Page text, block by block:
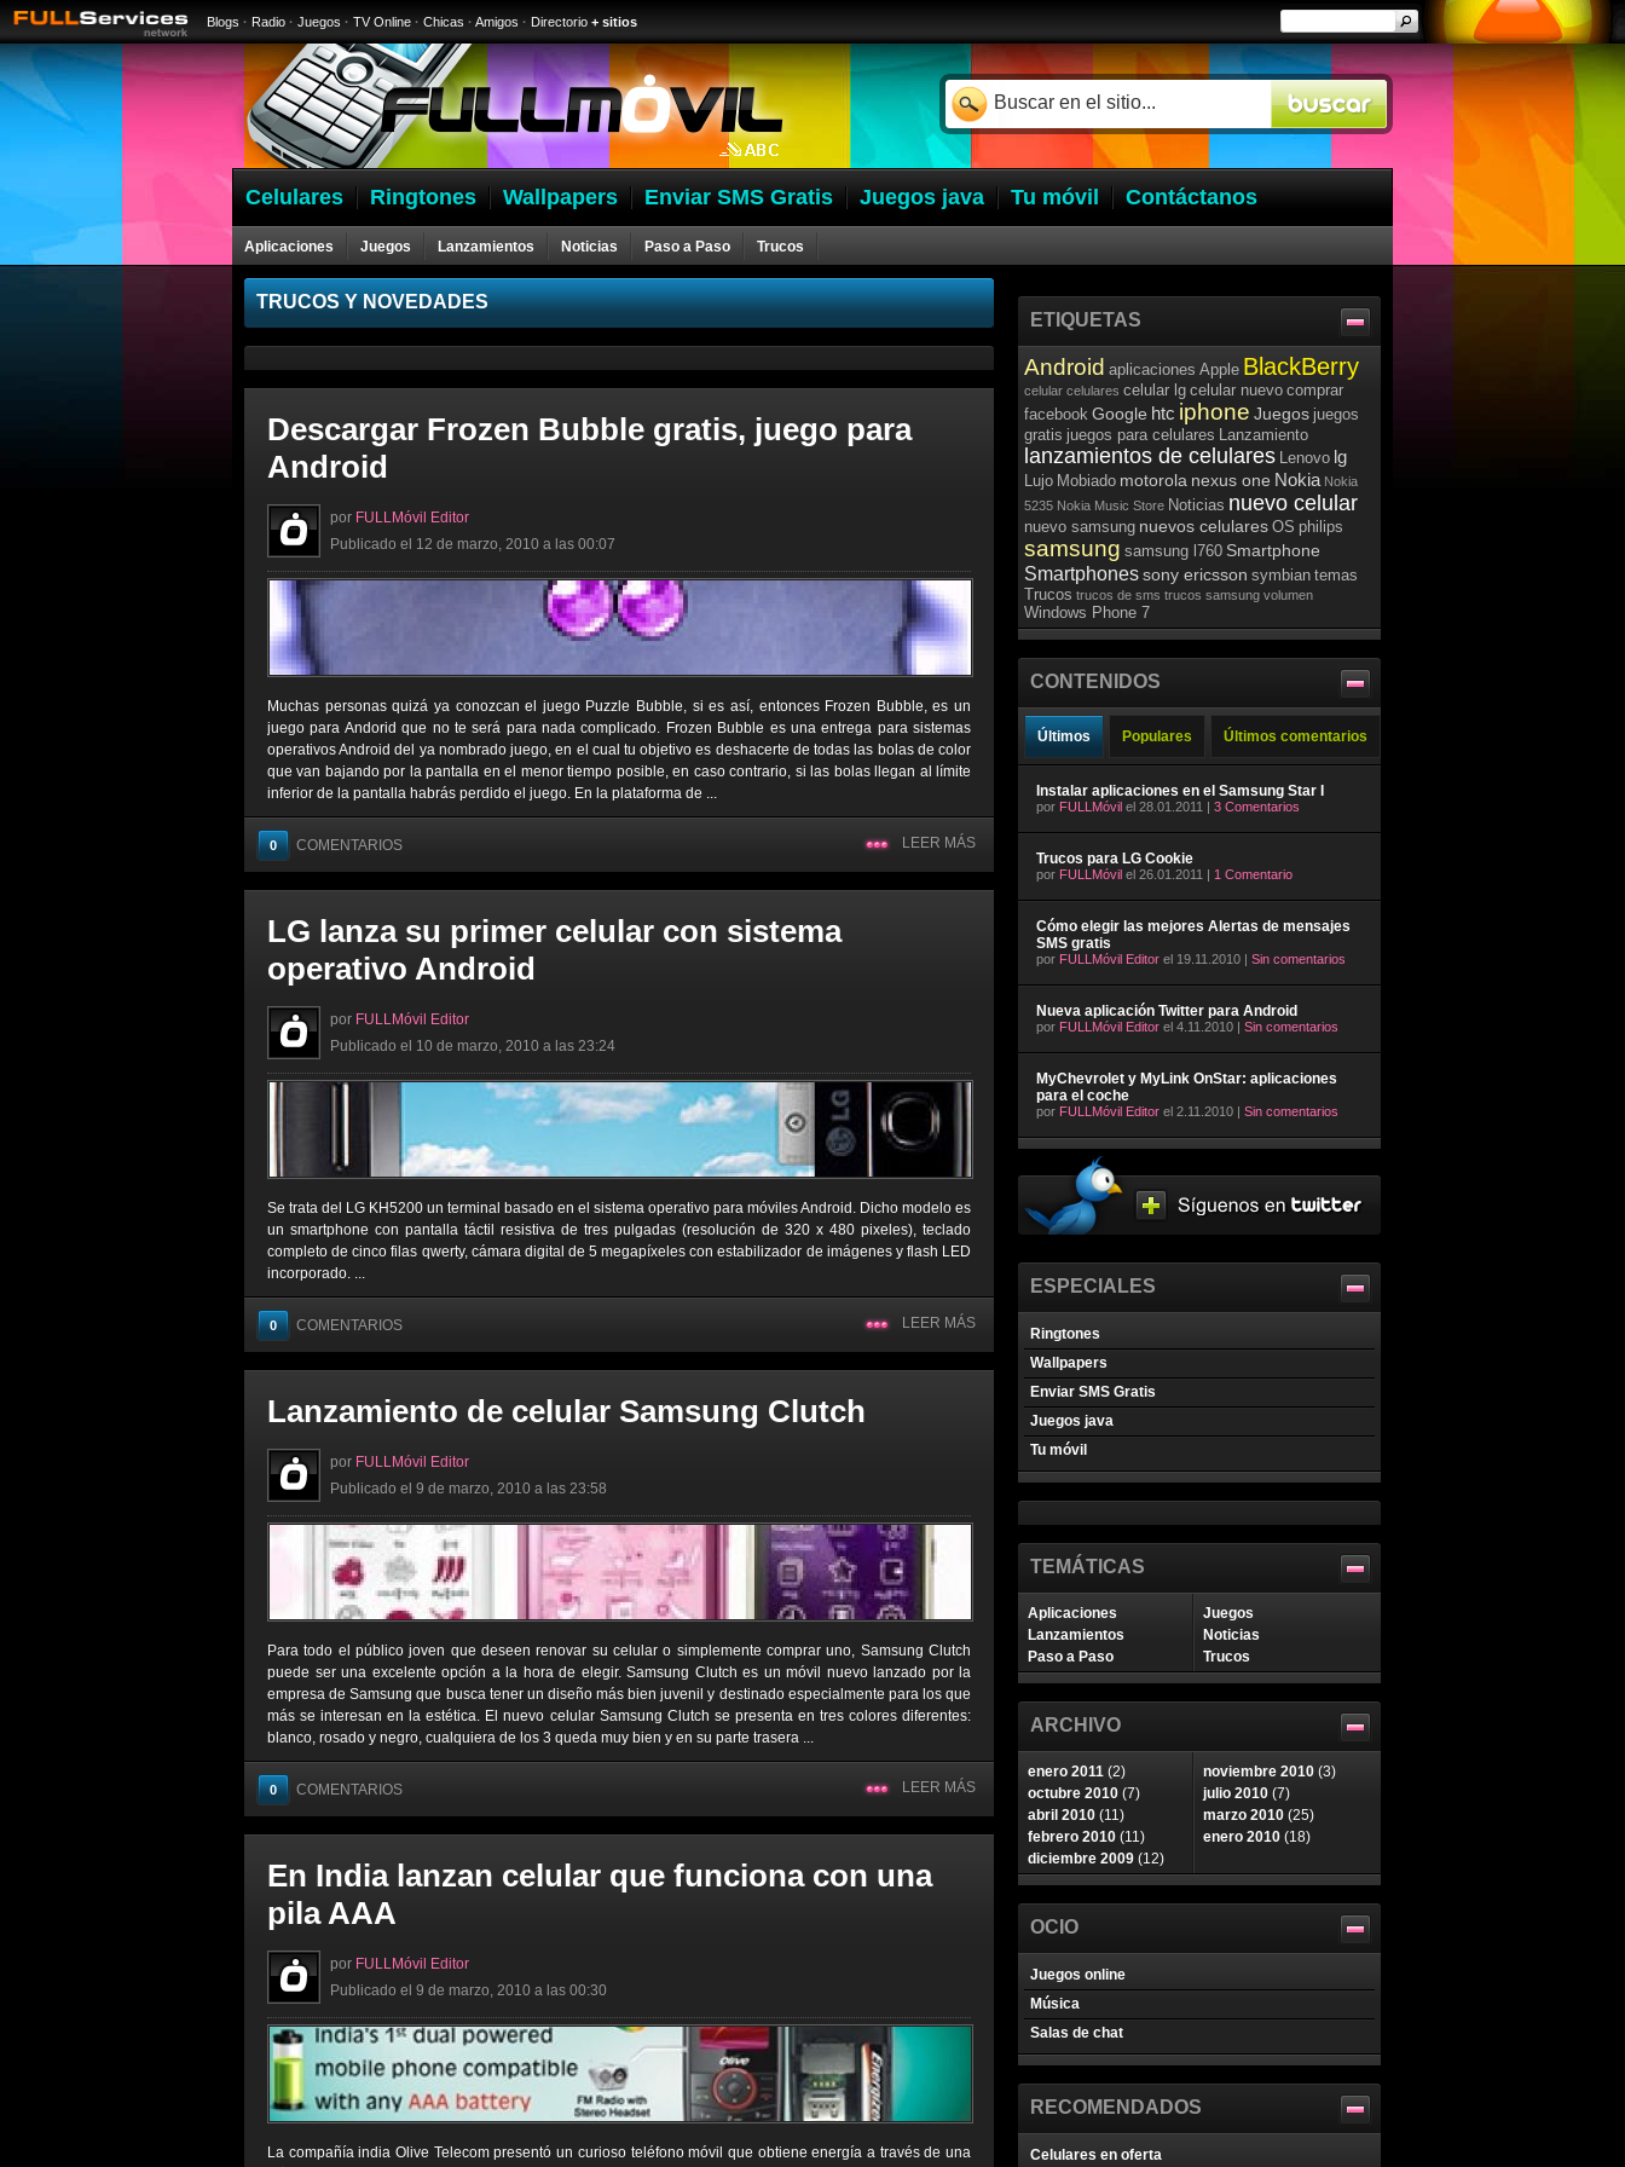
Blogs · Radio · Juegos · TV Online · Chicas · Amigos · Directorio + sitios
Celulares Ringtones Wallpapers Enviar SMS Gratis Juegos java Tu móvil Contáctanos
Aplicaciones Juegos Lanzamientos Noticias Paso a Paso Trucos
Celulares
TRUCOS Y NOVEDADES
Descargar Frozen Bubble gratis, juego para
Android
por FULLMóvil Editor
Publicado el 12 de marzo, 2010 a las 00:07
Muchas personas quizá ya conozcan el juego Puzzle Bubble, si es así, entonces Frozen Bubble, es un
juego para Andorid que no te será para nada complicado. Frozen Bubble es una entrega para sistemas
operativos Android del ya nombrado juego, en el cual tu objetivo es deshacerte de todas las bolas de color
que van bajando por la pantalla en el menor tiempo posible, en caso contrario, si las bolas llegan al límite
inferior de la pantalla habrás perdido el juego. En la plataforma de ...
0 COMENTARIOS LEER MÁS
LG lanza su primer celular con sistema
operativo Android
por FULLMóvil Editor
Publicado el 10 de marzo, 2010 a las 23:24
Se trata del LG KH5200 un terminal basado en el sistema operativo para móviles Android. Dicho modelo es
un smartphone con pantalla táctil resistiva de tres pulgadas (resolución de 320 x 480 pixeles), teclado
completo de cinco filas qwerty, cámara digital de 5 megapíxeles con estabilizador de imágenes y flash LED
incorporado. ...
0 COMENTARIOS LEER MÁS
Lanzamiento de celular Samsung Clutch
por FULLMóvil Editor
Publicado el 9 de marzo, 2010 a las 23:58
Para todo el público joven que deseen renovar su celular o simplemente comprar uno, Samsung Clutch
puede ser una excelente opción a la hora de elegir. Samsung Clutch es un móvil nuevo lanzado por la
empresa de Samsung que busca tener un diseño más bien juvenil y destinado especialmente para los que
más se interesan en la estética. El nuevo celular Samsung Clutch se presenta en tres colores diferentes:
blanco, rosado y negro, cualquiera de los 3 queda muy bien y en su parte trasera ...
0 COMENTARIOS LEER MÁS
En India lanzan celular que funciona con una
pila AAA
por FULLMóvil Editor
Publicado el 9 de marzo, 2010 a las 00:30
La compañía india Olive Telecom presentó un curioso teléfono móvil que obtiene energía a través de una
ETIQUETAS
Android aplicaciones Apple BlackBerry
celular celulares celular lg celular nuevo comprar
facebook Google htc iphone Juegos juegos
gratis juegos para celulares Lanzamiento
lanzamientos de celulares Lenovo lg
Lujo Mobiado motorola nexus one Nokia Nokia
5235 Nokia Music Store Noticias nuevo celular
nuevo samsung nuevos celulares OS philips
samsung samsung l760 Smartphone
Smartphonessony ericsson symbian temas
Trucos trucos de sms trucos samsung volumen
Windows Phone 7
CONTENIDOS
Últimos Populares Últimos comentarios
Instalar aplicaciones en el Samsung Star I
por FULLMóvil el 28.01.2011 | 3 Comentarios
Trucos para LG Cookie
por FULLMóvil el 26.01.2011 | 1 Comentario
Cómo elegir las mejores Alertas de mensajes
SMS gratis
por FULLMóvil Editor el 19.11.2010 | Sin comentarios
Nueva aplicación Twitter para Android
por FULLMóvil Editor el 4.11.2010 | Sin comentarios
MyChevrolet y MyLink OnStar: aplicaciones
para el coche
por FULLMóvil Editor el 2.11.2010 | Sin comentarios
ESPECIALES
Ringtones
Wallpapers
Enviar SMS Gratis
Juegos java
Tu móvil
TEMÁTICAS
Aplicaciones
Juegos
Lanzamientos
Noticias
Paso a Paso
Trucos
ARCHIVO
enero 2011 (2) noviembre 2010 (3)
octubre 2010 (7) julio 2010 (7)
abril 2010 (11) marzo 2010 (25)
febrero 2010 (11) enero 2010 (18)
diciembre 2009 (12)
OCIO
Juegos online
Música
Salas de chat
RECOMENDADOS
Celulares en oferta